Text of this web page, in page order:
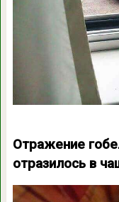
Отражение
отразилось в